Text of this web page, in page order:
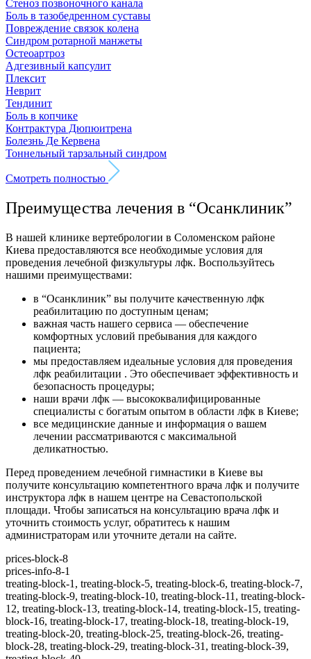
Стеноз позвоночного канала
Боль в тазобедренном суставы
Повреждение связок колена
Синдром ротарной манжеты
Остеоартроз
Адгезивный капсулит
Плексит
Неврит
Тендинит
Боль в копчике
Контрактура Дюпюитрена
Болезнь Де Кервена
Тоннельный тарзальный синдром
Смотреть полностью
Преимущества лечения в “Осанклиник”
В нашей клинике вертебрологии в Соломенском районе
Киева предоставляются все необходимые условия для
проведения лечебной физкультуры лфк. Воспользуйтесь
нашими преимуществами:
в “Осанклиник” вы получите качественную лфк
реабилитацию по доступным ценам;
важная часть нашего сервиса — обеспечение
комфортных условий пребывания для каждого
пациента;
мы предоставляем идеальные условия для проведения
лфк реабилитации . Это обеспечивает эффективность и
безопасность процедуры;
наши врачи лфк — высококвалифицированные
специалисты с богатым опытом в области лфк в Киеве;
все медицинские данные и информация о вашем
лечении рассматриваются с максимальной
деликатностью.
Перед проведением лечебной гимнастики в Киеве вы
получите консультацию компетентного врача лфк и получите
инструктора лфк в нашем центре на Севастопольской
площади. Чтобы записаться на консультацию врача лфк и
уточнить стоимость услуг, обратитесь к нашим
администраторам или уточните детали на сайте.
prices-block-8
prices-info-8-1
treating-block-1, treating-block-5, treating-block-6, treating-block-7,
treating-block-9, treating-block-10, treating-block-11, treating-block-
12, treating-block-13, treating-block-14, treating-block-15, treating-
block-16, treating-block-17, treating-block-18, treating-block-19,
treating-block-20, treating-block-25, treating-block-26, treating-
block-28, treating-block-29, treating-block-31, treating-block-39,